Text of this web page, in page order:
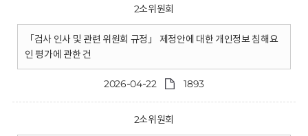
2소위원회
「검사 인사 및 관련 위원회 규정」 제정안에 대한 개인정보 침해요
인 평가에 관한 건
2026-04-22 1893
2소위원회